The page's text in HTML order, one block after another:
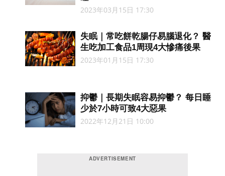
2023年03月15日 17:30
失眠｜常吃餅乾腸仔易腦退化？ 醫
生吃加工食品1周現4大慘痛後果
2023年01月15日 17:30
抑鬱｜長期失眠容易抑鬱？ 每日睡
少於7小時可致4大惡果
2022年12月21日 10:00